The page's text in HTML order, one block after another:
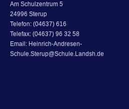
Am Schulzentrum 5
24996 Sterup
Telefon: (04637) 616
Telefax: (04637) 96 32 58
Email: Heinrich-Andresen-
Schule.Sterup@Schule.Landsh.de